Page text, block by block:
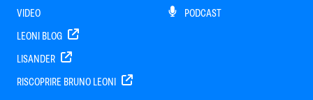
VIDEO
LEONI BLOG
LISANDER
RISCOPRIRE BRUNO LEONI
PODCAST